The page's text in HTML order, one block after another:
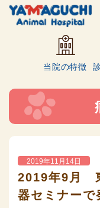
当院の特徴
2019年11月14日
2019年9月
器セミナーで